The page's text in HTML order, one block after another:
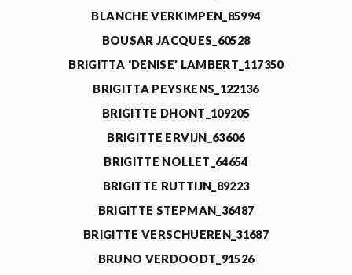
BLANCHE VERKIMPEN_85994
BOUSAR JACQUES_60528
BRIGITTA ‘DENISE’ LAMBERT_117350
BRIGITTA PEYSKENS_122136
BRIGITTE DHONT_109205
BRIGITTE ERVIJN_63606
BRIGITTE NOLLET_64654
BRIGITTE RUTTIJN_89223
BRIGITTE STEPMAN_36487
BRIGITTE VERSCHUEREN_31687
BRUNO VERDOODT_91526